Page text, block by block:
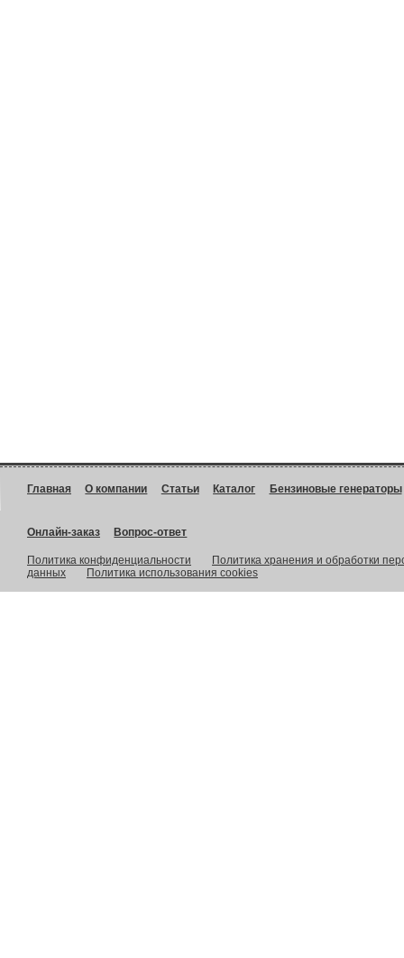
Главная О компании Статьи Каталог Бензиновые генераторы
Онлайн-заказ Вопрос-ответ
Политика конфиденциальности
Политика хранения и обработки
данных
Политика использования cookies